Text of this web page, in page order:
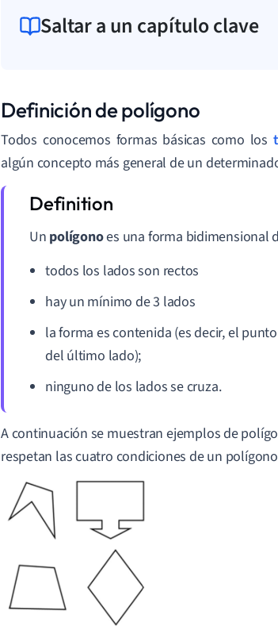
Saltar a un capítulo clave
Definición de polígono
Todos conocemos formas básicas como los
algún concepto más general de un
Un polígonoes una forma bidimensional
todos los lados son rectos
hay un mínimo de 3 lados
la forma es contenida (es decir, el
del último lado);
ninguno de los lados se cruza.
A continuación se muestran ejemplos de
respetan las cuatro condiciones de un